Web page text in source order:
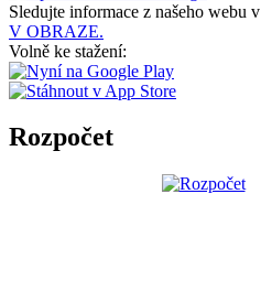
Sledujte informace z našeho webu v
V OBRAZE.
Volně ke stažení:
Rozpočet